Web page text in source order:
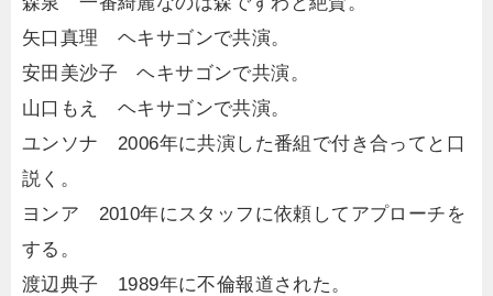
矢口真理 ヘキサゴンで共演。
安田美沙子 ヘキサゴンで共演。
山口もえ ヘキサゴンで共演。
ユンソナ 2006年に共演した番組で付き合ってと口
説く。
ヨンア 2010年にスタッフに依頼してアプローチを
する。
渡辺典子 1989年に不倫報道された。